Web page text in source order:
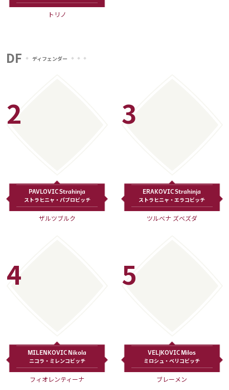
トリノ
DF ディフェンダー
2
PAVLOVIC Strahinja
ストラヒニャ・パブロビッチ
ザルツブルク
3
ERAKOVIC Strahinja
ストラヒニャ・エラコビッチ
ツルべナ ズベズダ
4
MILENKOVIC Nikola
ニコラ・ミレンコビッチ
フィオレンティーナ
5
VELJKOVIC Milos
ミロシュ・ベリコビッチ
ブレーメン